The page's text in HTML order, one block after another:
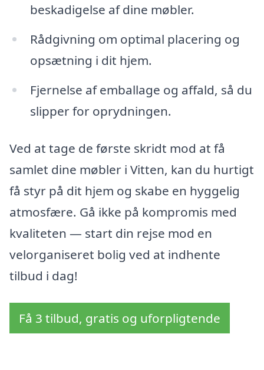
beskadigelse af dine møbler.
Rådgivning om optimal placering og
opsætning i dit hjem.
Fjernelse af emballage og affald, så du
slipper for oprydningen.
Ved at tage de første skridt mod at få
samlet dine møbler i Vitten, kan du hurtigt
få styr på dit hjem og skabe en hyggelig
atmosfære. Gå ikke på kompromis med
kvaliteten — start din rejse mod en
velorganiseret bolig ved at indhente
tilbud i dag!
Få 3 tilbud, gratis og uforpligtende